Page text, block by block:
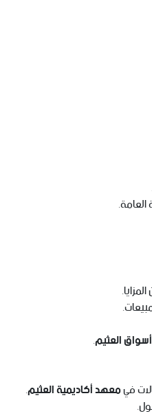
أسواق العثيم.
معهد أكاديمية العثيم.